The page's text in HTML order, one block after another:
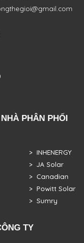
PHÂN PHỐI
> INHENERGY
> JA Solar
> Canadian
> Powitt Solar
> Sumry
TY